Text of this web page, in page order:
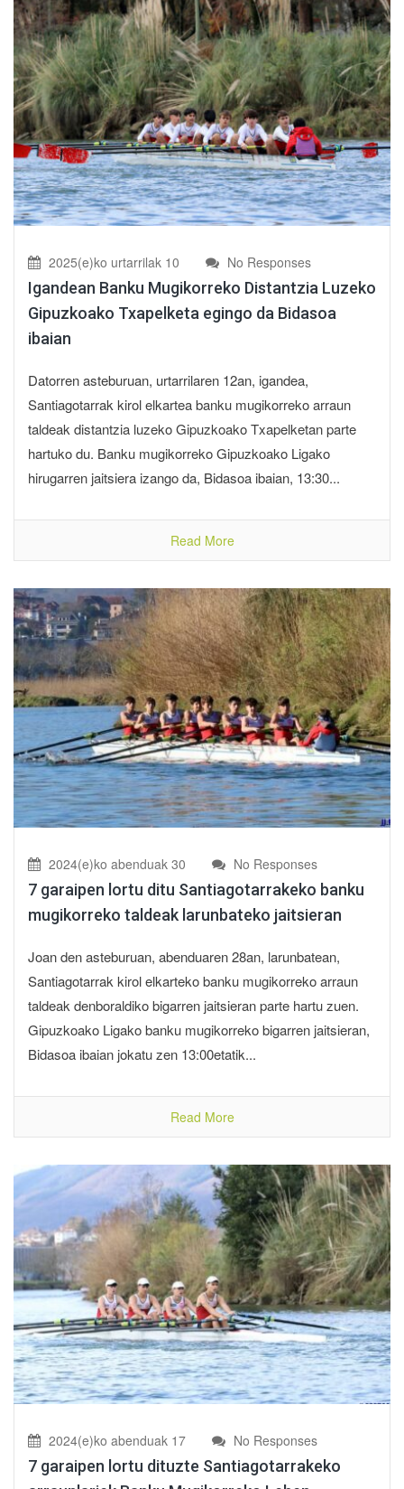
2025(e)ko urtarrilak 10 No Responses
Igandean Banku Mugikorreko Distantzia Luzeko
Gipuzkoako Txapelketa egingo da Bidasoa
ibaian
Datorren asteburuan, urtarrilaren 12an, igandea,
Santiagotarrak kirol elkartea banku mugikorreko arraun
taldeak distantzia luzeko Gipuzkoako Txapelketan parte
hartuko du. Banku mugikorreko Gipuzkoako Ligako
hirugarren jaitsiera izango da, Bidasoa ibaian, 13:30...
Read More
2024(e)ko abenduak 30 No Responses
7 garaipen lortu ditu Santiagotarrakeko banku
mugikorreko taldeak larunbateko jaitsieran
Joan den asteburuan, abenduaren 28an, larunbatean,
Santiagotarrak kirol elkarteko banku mugikorreko arraun
taldeak denboraldiko bigarren jaitsieran parte hartu zuen.
Gipuzkoako Ligako banku mugikorreko bigarren jaitsieran,
Bidasoa ibaian jokatu zen 13:00etatik...
Read More
2024(e)ko abenduak 17 No Responses
7 garaipen lortu dituzte Santiagotarrakeko